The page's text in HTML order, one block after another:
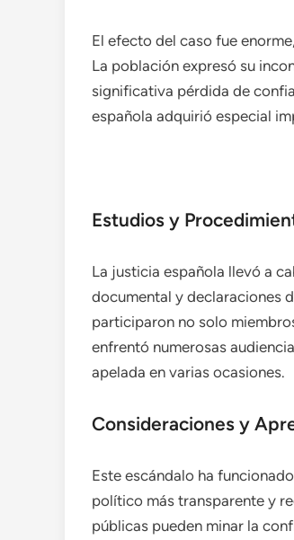
El efecto del caso fue
La población expresó su
significativa pérdida de
española adquirió especial
Estudios y
La justicia española llevó a
documental y declaraciones
participaron no solo
enfrentó numerosas
apelada en varias ocasiones.
Consideraciones y
Este escándalo ha
político más transparente y
públicas pueden minar la